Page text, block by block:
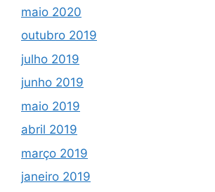
maio 2020
outubro 2019
julho 2019
junho 2019
maio 2019
abril 2019
março 2019
janeiro 2019